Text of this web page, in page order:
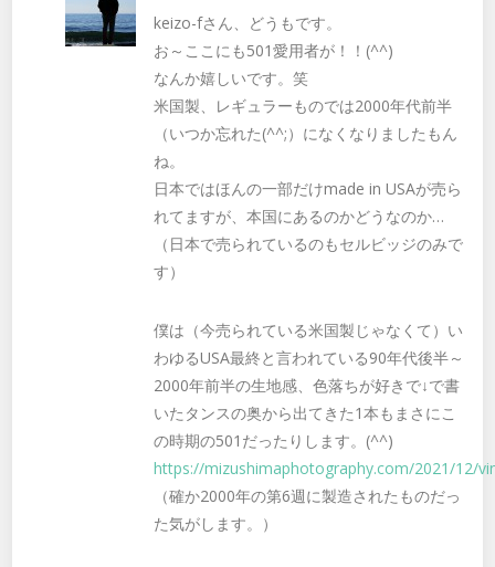
keizo-fさん、どうもです。
お～ここにも501愛用者が！！(^^)
なんか嬉しいです。笑
米国製、レギュラーものでは2000年代前半
（いつか忘れた(^^;）になくなりましたもん
ね。
日本ではほんの一部だけmade in USAが売ら
れてますが、本国にあるのかどうなのか…
（日本で売られているのもセルビッジのみで
す）
僕は（今売られている米国製じゃなくて）い
わゆるUSA最終と言われている90年代後半～
2000年前半の生地感、色落ちが好きで↓で書
いたタンスの奥から出てきた1本もまさにこ
の時期の501だったりします。(^^)
https://mizushimaphotography.com/2021/12/
（確か2000年の第6週に製造されたものだっ
た気がします。）